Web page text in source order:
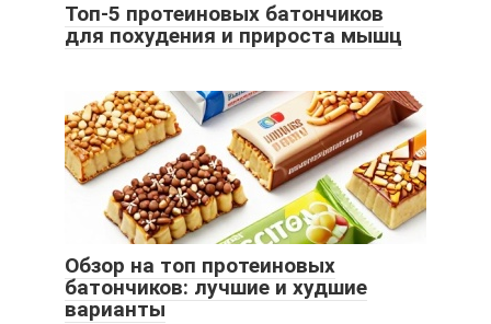
Топ-5 протеиновых батончиков
для похудения и прироста мышц
Обзор на топ протеиновых
батончиков: лучшие и худшие
варианты